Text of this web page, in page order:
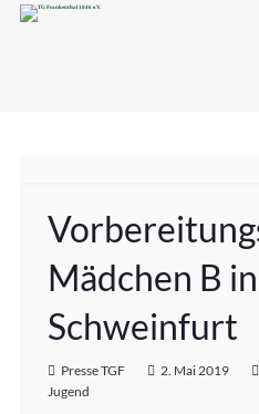
Mädchen B in
Schweinfurt
Presse TGF 2. Mai 2019
Jugend